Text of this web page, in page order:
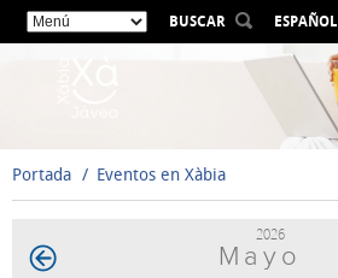
BUSCAR
ESPAÑOL
VALENCIÀ
ENGLISH
FRANÇAIS
Portada Eventos en Xàbia
2026
Mayo